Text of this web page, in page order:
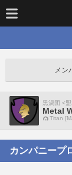
メン
黒渦団 <
Metal
Titan
カンパニープ